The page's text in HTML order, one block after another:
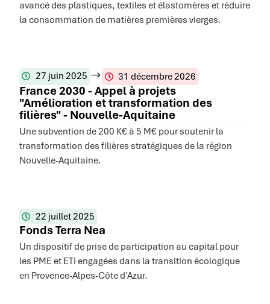
avancé des plastiques, textiles et élastomères et réduire
la consommation de matières premières vierges.
27 juin 2025 31 décembre 2026
France 2030 - Appel à projets
"Amélioration et transformation des
filières" - Nouvelle-Aquitaine
Une subvention de 200 K€ à 5 M€ pour soutenir la
transformation des filières stratégiques de la région
Nouvelle-Aquitaine.
22 juillet 2025
Fonds Terra Nea
Un dispositif de prise de participation au capital pour
les PME et ETI engagées dans la transition écologique
en Provence-Alpes-Côte d’Azur.